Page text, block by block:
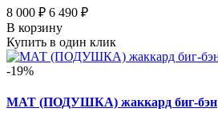
8 000 ₽ 6 490 ₽
В корзину
Купить в один клик
-19%
МАТ (ПОДУШКА) жаккард биг-бэн